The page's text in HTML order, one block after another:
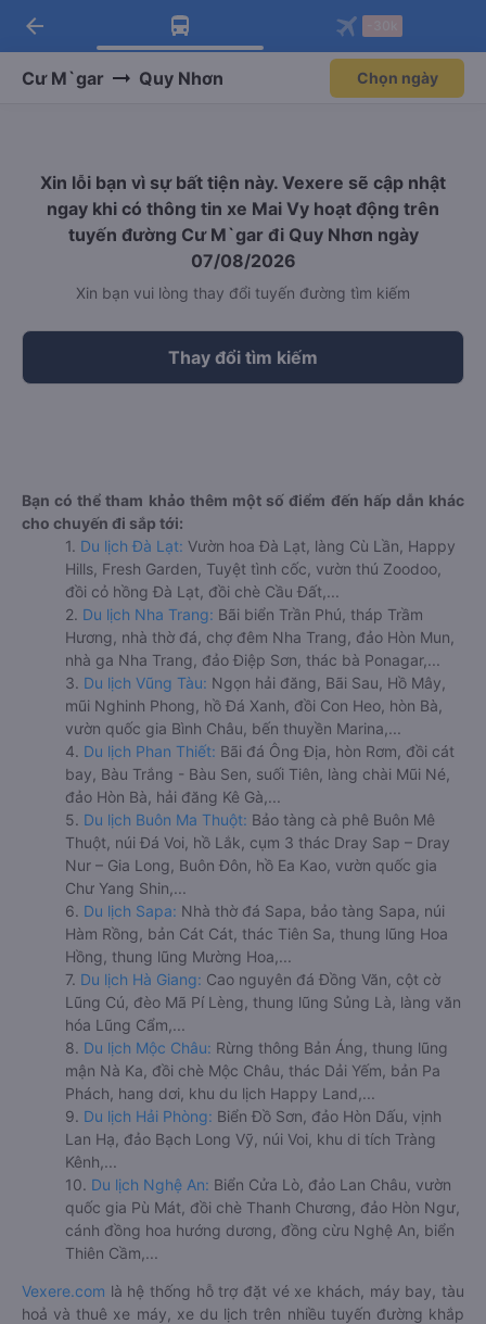
Tải app Vexere ngay!
Nhận ưu đãi thành viên độc
Mở app
Tải app Vexere
-30k/ghế khi đặt vé máy bay qua
Mở app
arrow_back
Cư M`gar Quy Nhơn Chọn ngày
Xin lỗi bạn vì sự bất tiện này. Vexere sẽ cập nhật
ngay khi có thông tin xe Mai Vy hoạt động trên
tuyến đường Cư M`gar đi Quy Nhơn ngày
07/08/2026
Xin bạn vui lòng thay đổi tuyến đường tìm kiếm
Thay đổi tìm kiếm
Bạn có thể tham khảo thêm một số điểm đến hấp dẫn khác
cho chuyến đi sắp tới:
1. Du lịch Đà Lạt: Vườn hoa Đà Lạt, làng Cù Lần, Happy
Hills, Fresh Garden, Tuyệt tình cốc, vườn thú Zoodoo,
đồi cỏ hồng Đà Lạt, đồi chè Cầu Đất,...
2. Du lịch Nha Trang: Bãi biển Trần Phú, tháp Trầm
Hương, nhà thờ đá, chợ đêm Nha Trang, đảo Hòn Mun,
nhà ga Nha Trang, đảo Điệp Sơn, thác bà Ponagar,...
3. Du lịch Vũng Tàu: Ngọn hải đăng, Bãi Sau, Hồ Mây,
mũi Nghinh Phong, hồ Đá Xanh, đồi Con Heo, hòn Bà,
vườn quốc gia Bình Châu, bến thuyền Marina,...
4. Du lịch Phan Thiết: Bãi đá Ông Địa, hòn Rơm, đồi cát
bay, Bàu Trắng - Bàu Sen, suối Tiên, làng chài Mũi Né,
đảo Hòn Bà, hải đăng Kê Gà,...
5. Du lịch Buôn Ma Thuột: Bảo tàng cà phê Buôn Mê
Thuột, núi Đá Voi, hồ Lắk, cụm 3 thác Dray Sap – Dray
Nur – Gia Long, Buôn Đôn, hồ Ea Kao, vườn quốc gia
Chư Yang Shin,...
6. Du lịch Sapa: Nhà thờ đá Sapa, bảo tàng Sapa, núi
Hàm Rồng, bản Cát Cát, thác Tiên Sa, thung lũng Hoa
Hồng, thung lũng Mường Hoa,...
7. Du lịch Hà Giang: Cao nguyên đá Đồng Văn, cột cờ
Lũng Cú, đèo Mã Pí Lèng, thung lũng Sủng Là, làng văn
hóa Lũng Cẩm,...
8. Du lịch Mộc Châu: Rừng thông Bản Áng, thung lũng
mận Nà Ka, đồi chè Mộc Châu, thác Dải Yếm, bản Pa
Phách, hang dơi, khu du lịch Happy Land,...
9. Du lịch Hải Phòng: Biển Đồ Sơn, đảo Hòn Dấu, vịnh
Lan Hạ, đảo Bạch Long Vỹ, núi Voi, khu di tích Tràng
Kênh,...
10. Du lịch Nghệ An: Biển Cửa Lò, đảo Lan Châu, vườn
quốc gia Pù Mát, đồi chè Thanh Chương, đảo Hòn Ngư,
cánh đồng hoa hướng dương, đồng cừu Nghệ An, biển
Thiên Cầm,...
Vexere.com là hệ thống hỗ trợ đặt vé xe khách, máy bay, tàu
hoả và thuê xe máy, xe du lịch trên nhiều tuyến đường khắp